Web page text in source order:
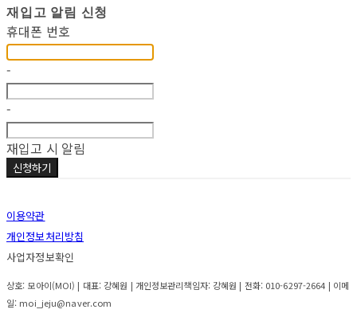
재입고 알림 신청
휴대폰 번호
-
-
재입고 시 알림
신청하기
이용약관
개인정보처리방침
사업자정보확인
상호: 모아이(MOI) | 대표: 강혜원 | 개인정보관리책임자: 강혜원 | 전화: 010-6297-2664 | 이메
일: moi_jeju@naver.com